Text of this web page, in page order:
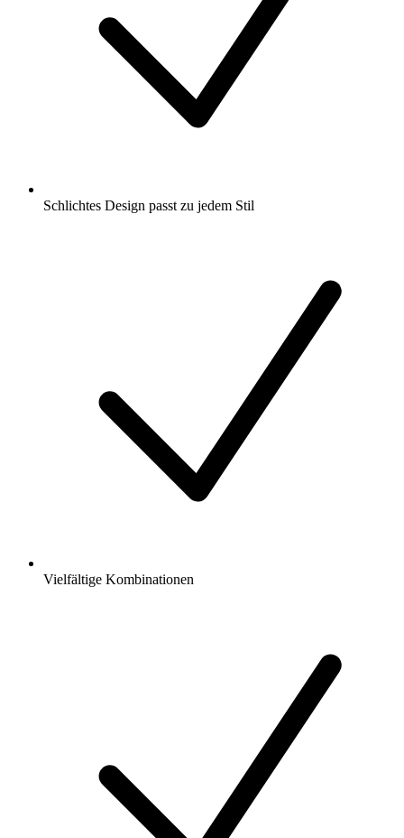
Schlichtes Design passt zu jedem Stil
Vielfältige Kombinationen